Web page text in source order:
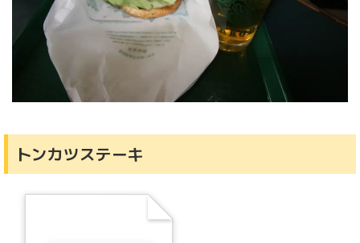
トンカツステーキ